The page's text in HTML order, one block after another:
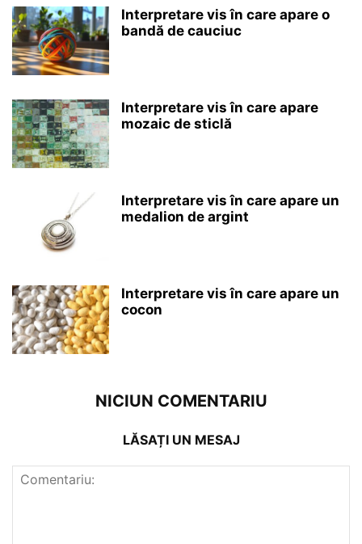
Interpretare vis în care apare o
bandă de cauciuc
Interpretare vis în care apare
mozaic de sticlă
Interpretare vis în care apare un
medalion de argint
Interpretare vis în care apare un
cocon
NICIUN COMENTARIU
LĂSAȚI UN MESAJ